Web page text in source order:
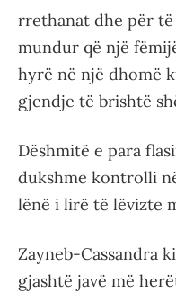
rrethanat dhe për
mundur që një
hyrë në një dhomë
gjendje të brishtë
Dëshmitë e para
dukshme kontrolli
lënë i lirë të lëvizte
Zayneb-Cassandra
gjashtë javë më